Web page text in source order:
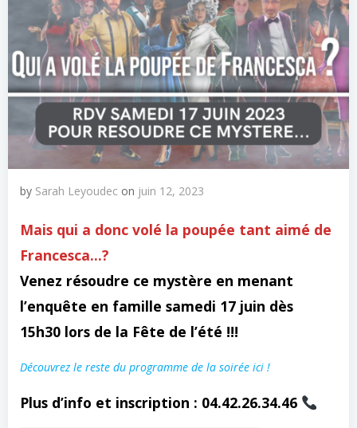
by Sarah Leyoudec on juin 12, 2023
Mais qui a donc volé la poupée tant aimé de
Francesca…?
Venez résoudre ce mystère en menant
l’enquête en famille samedi 17 juin dès
15h30 lors de la Fête de l’été !!!
Découvrez le reste du programme de la soirée ici !
Plus d’info et inscription : 04.42.26.34.46